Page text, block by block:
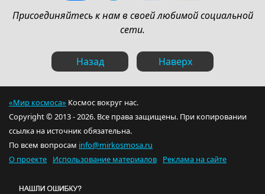
Присоединяйтесь к нам в своей любимой социальной
сети.
Назад Наверх
«Мир космоса» Космос вокруг нас.
Copyright © 2013 - 2026. Все права защищены. При копировании
ссылка на источник обязательна.
По всем вопросам info@mirkosmosa.ru
О проекте
Использование материалов Реклама на сайте